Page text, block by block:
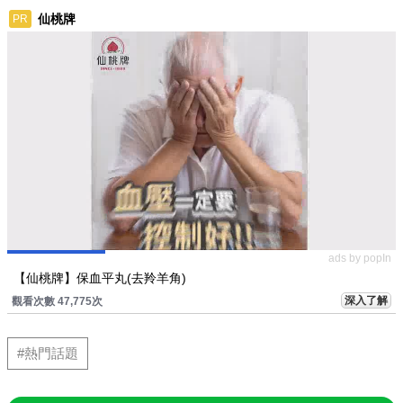
PR 仙桃牌
ads by popIn
【仙桃牌】保血平丸(去羚羊角)
觀看次數 47,775次 深入了解
#熱門話題